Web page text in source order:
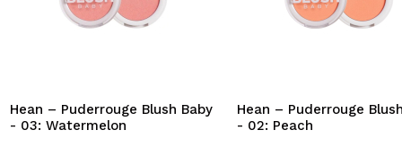
Hean – Puderrouge Blush Baby
- 03: Watermelon
Hean – Puderrouge
- 02: Peach